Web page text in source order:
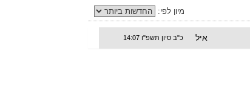
מיון לפי:
כ"ב סיון תשפ"ו 14:07 איל